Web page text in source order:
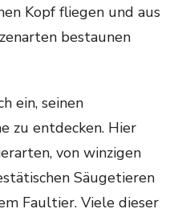
Kopf fliegen und aus
bestaunen
ein, seinen
zu entdecken. Hier
von winzigen
Säugetieren
Faultier. Viele dieser